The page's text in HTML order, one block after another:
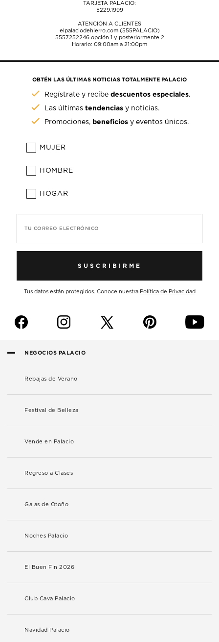
TARJETA PALACIO:
5229.1999
ATENCIÓN A CLIENTES
elpalaciodehierro.com (555PALACIO)
5557252246opción 1 y posteriormente 2
Horario: 09:00am a 21:00pm
OBTÉN LAS ÚLTIMAS NOTICIAS TOTALMENTE PALACIO
Regístrate y recibedescuentos especiales.
Las últimastendencias y noticias.
Promociones, beneficios y eventos únicos.
MUJER
HOMBRE
HOGAR
TU CORREO ELECTRÓNICO
SUSCRIBIRME
Tus datos están protegidos. Conoce nuestra Política de Privacidad
f i p y
NEGOCIOS PALACIO
Rebajas de Verano
Festival de Belleza
Vende en Palacio
Regreso a Clases
Galas de Otoño
Noches Palacio
El Buen Fin 2026
Club Cava Palacio
Navidad Palacio